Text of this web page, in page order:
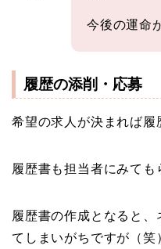
今後の運命
履歴の添削・応募
希望の求人が決まれば履
履歴書も担当者にみても
履歴書の作成となると
てしまいがちですが（笑